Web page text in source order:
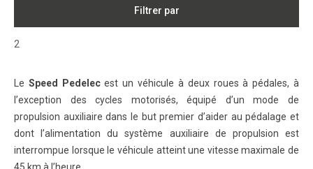
Filtrer par
2
Le Speed Pedelecest un véhicule à deux roues à pédales, à
l’exception des cycles motorisés, équipé d’un mode de
propulsion auxiliaire dans le but premier d’aider au pédalage et
dont l’alimentation du système auxiliaire de propulsion est
interrompue lorsque le véhicule atteint une vitesse maximale de